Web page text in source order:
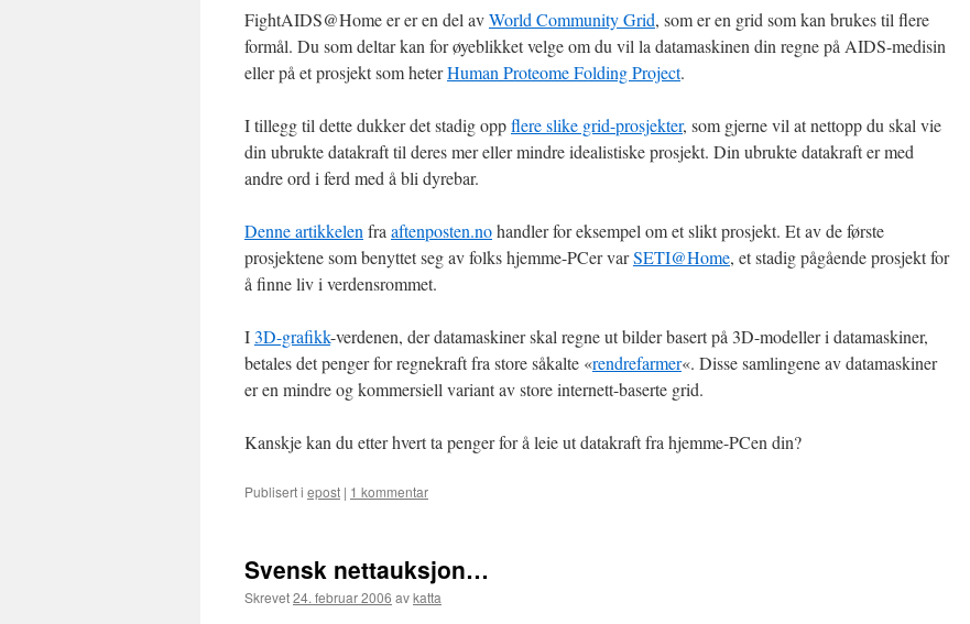
FightAIDS@Home er er en del avWorld Community Grid, som er en grid som kan brukes til flere
formål. Du som deltar kan for øyeblikket velge om du vil la datamaskinen din regne på AIDS-medisin
eller på et prosjekt som heterHuman Proteome Folding Project.
I tillegg til dette dukker det stadig oppflere slike grid-prosjekter, som gjerne vil at nettopp du skal vie
din ubrukte datakraft til deres mer eller mindre idealistiske prosjekt. Din ubrukte datakraft er med
andre ord i ferd med å bli dyrebar.
Denne artikkelen fra aftenposten.nohandler for eksempel om et slikt prosjekt. Et av de første
prosjektene som benyttet seg av folks hjemme-PCer varSETI@Home, et stadig pågående prosjekt for
å finne liv i verdensrommet.
I3D-grafikk-verdenen, der datamaskiner skal regne ut bilder basert på 3D-modeller i datamaskiner,
betales det penger for regnekraft fra store såkalte «rendrefarmer«. Disse samlingene av datamaskiner
er en mindre og kommersiell variant av store internett-baserte grid.
Kanskje kan du etter hvert ta penger for å leie ut datakraft fra hjemme-PCen din?
Publisert i epost | 1 kommentar
Svensk nettauksjon…
Skrevet24. februar 2006 avkatta